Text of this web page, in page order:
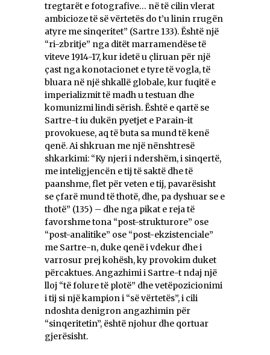
tregtarët e fotografive… në të cilin vlerat
ambicioze të së vërtetës do t’u linin rrugën
atyre me sinqeritet” (Sartre 133). Është një
“ri-zbritje” nga ditët marramendëse të
viteve 1914-17, kur idetë u çliruan për një
çast nga konotacionet e tyre të vogla, të
bluara në një shkallë globale, kur fuqitë e
imperializmit të madh u testuan dhe
komunizmi lindi sërish. Është e qartë se
Sartre-t iu dukën pyetjet e Parain-it
provokuese, aq të buta sa mund të kenë
qenë. Ai shkruan me një nënshtresë
shkarkimi: “Ky njeri i ndershëm, i sinqertë,
me inteligjencën e tij të saktë dhe të
paanshme, flet për veten e tij, pavarësisht
se çfarë mund të thotë, dhe, pa dyshuar se e
thotë” (135) – dhe nga pikat e reja të
favorshme tona “post-strukturore” ose
“post-analitike” ose “post-ekzistenciale”
me Sartre-n, duke qenë i vdekur dhe i
varrosur prej kohësh, ky provokim duket
përcaktues. Angazhimi i Sartre-t ndaj një
lloj “të folure të plotë” dhe vetëpozicionimi
i tij si një kampion i “së vërtetës”, i cili
ndoshta denigron angazhimin për
“sinqeritetin”, është njohur dhe qortuar
gjerësisht.